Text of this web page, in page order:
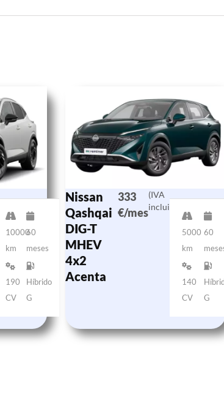
10000
km
60
meses
190
CV
Híbrido
G
Nissan
Qashqai
DIG-T
MHEV
4x2
Acenta
333
€/mes
(IVA
incluido)
5000
km
60
140
CV
G